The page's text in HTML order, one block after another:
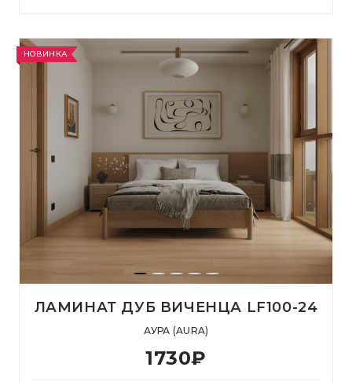
НОВИНКА
ЛАМИНАТ ДУБ ВИЧЕНЦА LF100-24
АУРА (AURA)
1730₽